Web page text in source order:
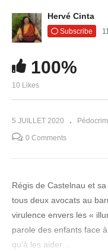
Hervé Cinta
Subscribe 11
100%
10 Likes
5 JUILLET 2020
0 Comments
Régis de Castelnau et
tous deux avocats au
virulence envers les «
parole des enfants face
qu’à les aider…